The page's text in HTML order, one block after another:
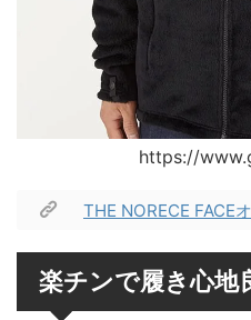
https://
THE NORECE FACE
楽チンで履き心地